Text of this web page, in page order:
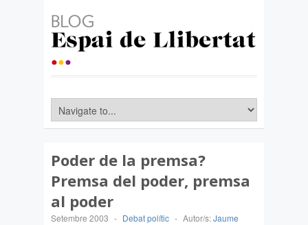
Poder de la premsa?
Premsa del poder, premsa
al poder
Setembre 2003 - Debat polític - Autor/s:Jaume